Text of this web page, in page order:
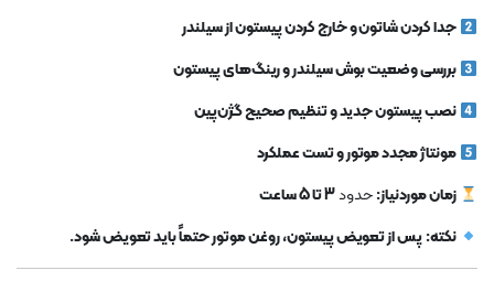
جدا کردن شاتون و خارج کردن پیستون از سیلندر
بررسی وضعیت بوش سیلندر و رینگ‌های پیستون
نصب پیستون جدید و تنظیم صحیح گژن‌پین
مونتاژ مجدد موتور و تست عملکرد
زمان موردنیاز:حدود3 تا 5 ساعت
نکته:پس از تعویض پیستون، روغن موتور حتماً باید تعویض شود.